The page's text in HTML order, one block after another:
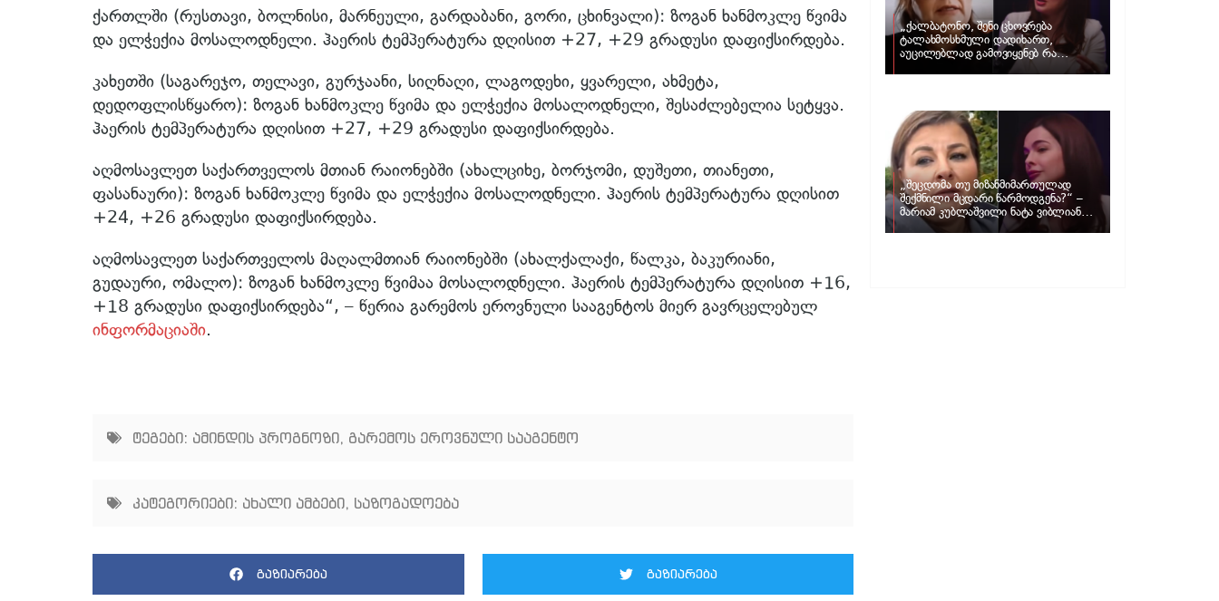
ქართლში (რუსთავი, ბოლნისი, მარნეული, გარდაბანი, გორი, ცხინვალი): ზოგან ხანმოკლე წვიმა
და ელჭექია მოსალოდნელი. ჰაერის ტემპერატურა დღისით +27, +29 გრადუსი დაფიქსირდება.
კახეთში (საგარეჯო, თელავი, გურჯაანი, სიღნაღი, ლაგოდეხი, ყვარელი, ახმეტა,
დედოფლისწყარო): ზოგან ხანმოკლე წვიმა და ელჭექია მოსალოდნელი, შესაძლებელია სეტყვა.
ჰაერის ტემპერატურა დღისით +27, +29 გრადუსი დაფიქსირდება.
აღმოსავლეთ საქართველოს მთიან რაიონებში (ახალციხე, ბორჯომი, დუშეთი, თიანეთი,
ფასანაური): ზოგან ხანმოკლე წვიმა და ელჭექია მოსალოდნელი. ჰაერის ტემპერატურა დღისით
+24, +26 გრადუსი დაფიქსირდება.
აღმოსავლეთ საქართველოს მაღალმთიან რაიონებში (ახალქალაქი, წალკა, ბაკურიანი,
გუდაური, ომალო): ზოგან ხანმოკლე წვიმაა მოსალოდნელი. ჰაერის ტემპერატურა დღისით +16,
+18 გრადუსი დაფიქსირდება“, – წერია გარემოს ეროვნული სააგენტოს მიერ გავრცელებულ
ინფორმაციაში.
ტეგები: ამინდის პროგნოზი, გარემოს ეროვნული სააგენტო
კატეგორიები: ახალი ამბები, საზოგადოება
გაზიარება გაზიარება
„ქალბატონო, შენი ცხოვრება
ტალახმოსხმული დადიხართ,
აუცილებლად გამოვიყენებ რა
ინფორმაციაც მაქვს“… – რა
მარიამ კუბლაშვილი
„შეცდომა თუ მიზანმიმართულად
შექმნილი მცდარი წარმოდგენა?“ –
მარიამ კუბლაშვილი ნატა ვიბლიანის
საქმეზე ვიდეომიმართვას ავრცელებს